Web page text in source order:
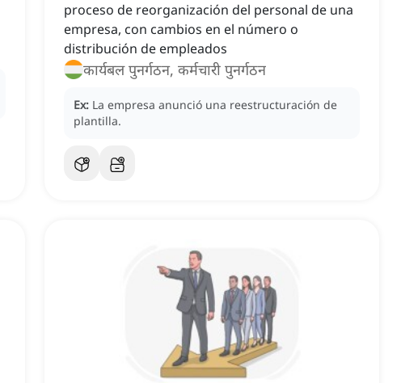
proceso de reorganización del personal de una
empresa, con cambios en el número o
distribución de empleados
कार्यबल पुनर्गठन, कर्मचारी पुनर्गठन
Ex: La empresa anunció una reestructuración de
plantilla.